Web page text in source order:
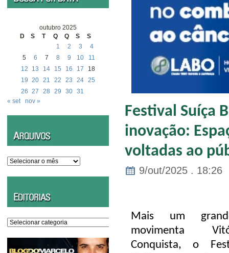
outubro 2025
D
S T Q Q S
S
1
2 3
4
5
6 7 8 9 10
11
12
13 14 15 16 17
18
19 20 21 22 23 24 25
26 27 28 29 30 31
« set
nov »
Arquivos
Editorias
Festival Suíça
inovação:
voltadas ao
9/out/2025 . 18:26
Mais um
movimenta
Conquista,o